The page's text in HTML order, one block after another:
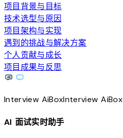
项目背景与目标
技术选型与原因
项目架构与实现
遇到的挑战与解决方案
个人贡献与成长
项目成果与反思
Interview AiBoxInterviewAiBox
AI 面试实时助手